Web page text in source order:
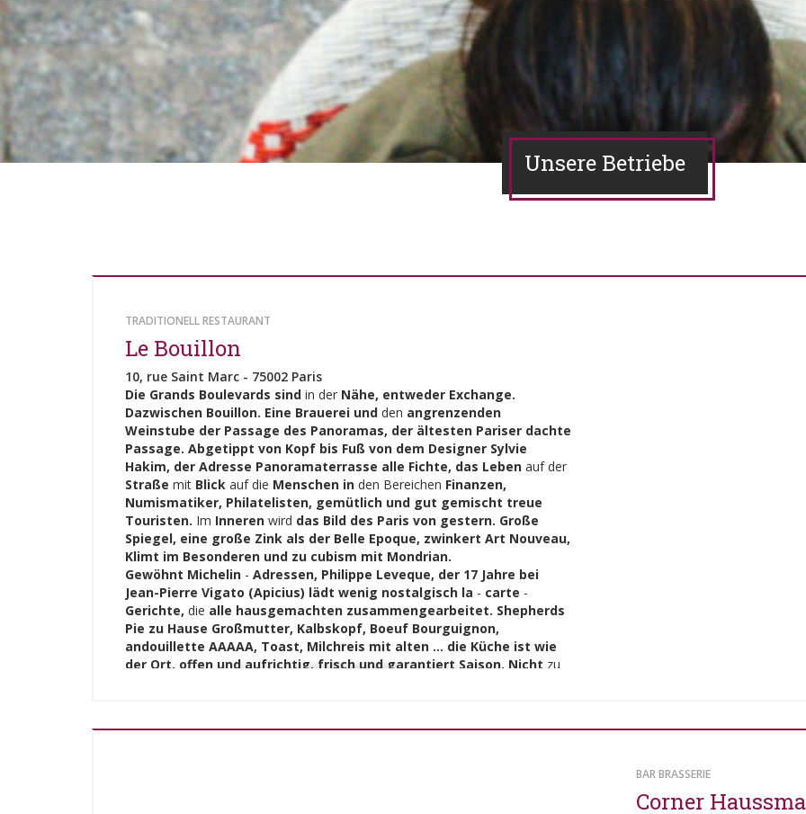
Unsere Betriebe
TRADITIONELL RESTAURANT
Le Bouillon
10, rue Saint Marc - 75002 Paris
Die Grands Boulevards sind in der Nähe, entweder Exchange.
Dazwischen Bouillon. Eine Brauerei und den angrenzenden
Weinstube der Passage des Panoramas, der ältesten Pariser dachte
Passage. Abgetippt von Kopf bis Fuß von dem Designer Sylvie
Hakim, der Adresse Panoramaterrasse alle Fichte, das Leben auf der
Straße mit Blick auf die Menschen in den Bereichen Finanzen,
Numismatiker, Philatelisten, gemütlich und gut gemischt treue
Touristen. Im Inneren wird das Bild des Paris von gestern. Große
Spiegel, eine große Zink als der Belle Epoque, zwinkert Art Nouveau,
Klimt im Besonderen und zu cubism mit Mondrian.
Gewöhnt Michelin - Adressen, Philippe Leveque, der 17 Jahre bei
Jean-Pierre Vigato (Apicius) lädt wenig nostalgisch la - carte -
Gerichte, die alle hausgemachten zusammengearbeitet. Shepherds
Pie zu Hause Großmutter, Kalbskopf, Boeuf Bourguignon,
andouillette AAAAA, Toast, Milchreis mit alten ... die Küche ist wie
der Ort, offen und aufrichtig, frisch und garantiert Saison. Nicht zu
schöne Funde.
BAR BRASSERIE
Corner